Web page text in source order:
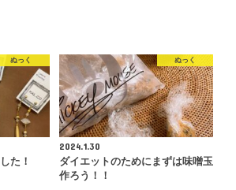
ぬっく
た！
ぬっく
2024.1.30
ダイエットのためにまずは味噌玉
作ろう！！